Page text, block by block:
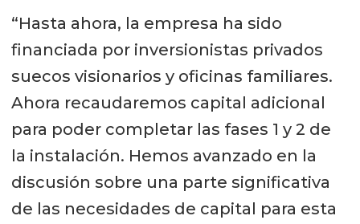
“Hasta ahora, la empresa ha sido
financiada por inversionistas privados
suecos visionarios y oficinas familiares.
Ahora recaudaremos capital adicional
para poder completar las fases 1 y 2 de
la instalación. Hemos avanzado en la
discusión sobre una parte significativa
de las necesidades de capital para esta